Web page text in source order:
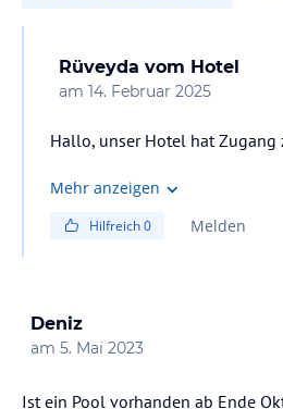
Rüveyda vom Hotel
am 14. Februar 2025
Hallo, unser Hotel hat Zugang
Mehr anzeigen
Hilfreich0 Melden
Deniz
am 5. Mai 2023
Ist ein Pool vorhanden ab Ende